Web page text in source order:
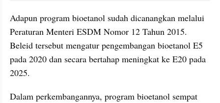
Adapun program bioetanol sudah dicanangkan melalui
Peraturan Menteri ESDM Nomor 12 Tahun 2015.
Beleid tersebut mengatur pengembangan bioetanol E5
pada 2020 dan secara bertahap meningkat ke E20 pada
2025.
Dalam perkembangannya, program bioetanol sempat